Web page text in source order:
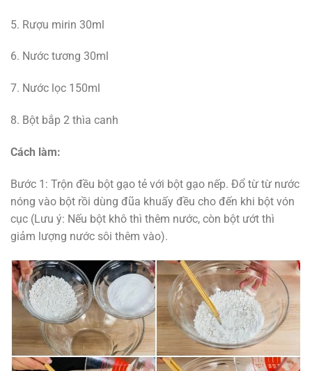
5. Rượu mirin 30ml
6. Nước tương 30ml
7. Nước lọc 150ml
8. Bột bắp 2 thìa canh
Cách làm:
Bước 1: Trộn đều bột gạo tẻ với bột gạo nếp. Đổ từ từ nước
nóng vào bột rồi dùng đũa khuấy đều cho đến khi bột vón
cục (Lưu ý: Nếu bột khô thì thêm nước, còn bột ướt thì
giảm lượng nước sôi thêm vào).